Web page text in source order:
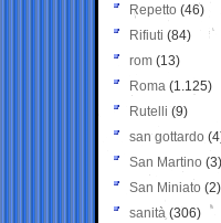
Repetto (46)
Rifiuti (84)
rom (13)
Roma (1.125)
Rutelli (9)
san gottardo
San Martino (3)
San Miniato (2)
sanità (306)